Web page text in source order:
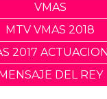
VMAS
MTV VMAS 2018
2017
MENSAJE DEL REY